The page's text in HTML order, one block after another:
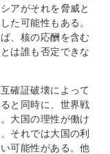
アがそれを脅威と
た可能性もある。
、核の応酬を含む
は誰も否定できな
確証破壊によって
と同時に、世界戦
大国の理性が働け
それでは大国の利
可能性がある。他